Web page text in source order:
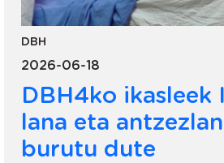
DBH
2026-06-18
DBH4ko ikasleek
lana eta
burutu dute